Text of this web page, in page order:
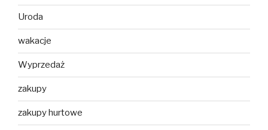
Uroda
wakacje
Wyprzedaż
zakupy
zakupy hurtowe